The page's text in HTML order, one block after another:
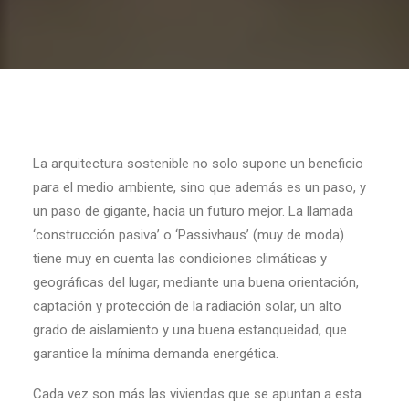
La arquitectura sostenible no solo supone un beneficio
para el medio ambiente, sino que además es un paso, y
un paso de gigante, hacia un futuro mejor. La llamada
‘construcción pasiva’ o ‘Passivhaus’ (muy de moda)
tiene muy en cuenta las condiciones climáticas y
geográficas del lugar, mediante una buena orientación,
captación y protección de la radiación solar, un alto
grado de aislamiento y una buena estanqueidad, que
garantice la mínima demanda energética.
Cada vez son más las viviendas que se apuntan a esta